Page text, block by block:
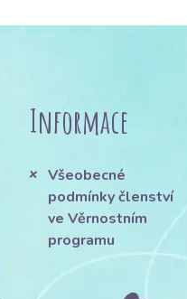
Informace
Všeobecné
podmínky členství
ve Věrnostním
programu